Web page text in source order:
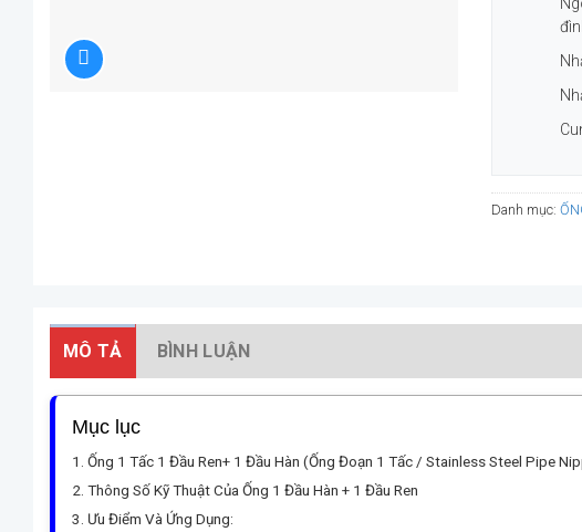
Danh mục:
MÔ TẢ BÌNH LUẬN
Mục lục
Ống 1 Tấc 1 Đầu Ren+ 1 Đầu Hàn (Ống Đoạn 1 Tấc / Stainless Steel Pipe
Thông Số Kỹ Thuật Của Ống 1 Đầu Hàn + 1 Đầu Ren
Ưu Điểm Và Ứng Dụng: